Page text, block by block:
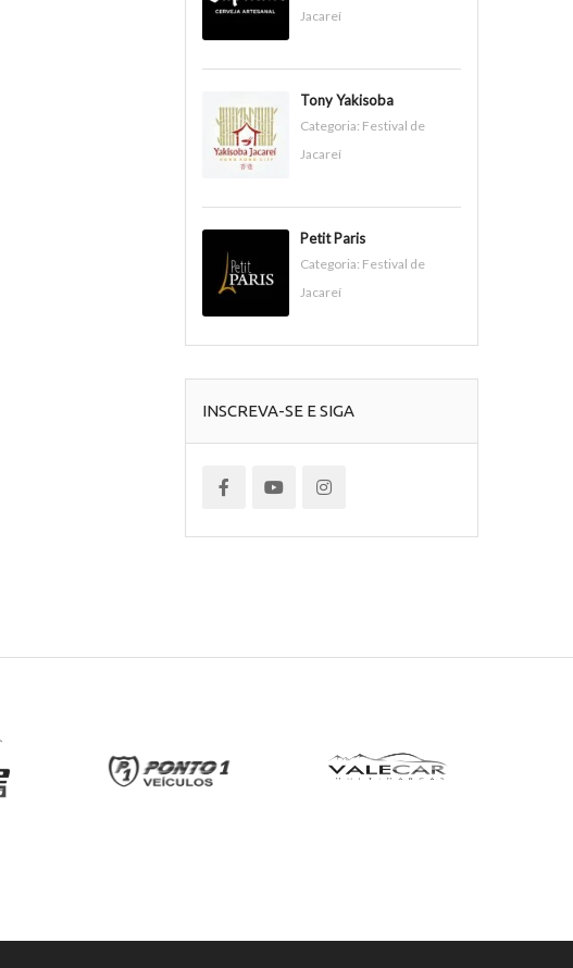
Jacareí
Tony Yakisoba
Categoria: Festival de
Jacareí
Petit Paris
Categoria: Festival de
Jacareí
INSCREVA-SE E SIGA